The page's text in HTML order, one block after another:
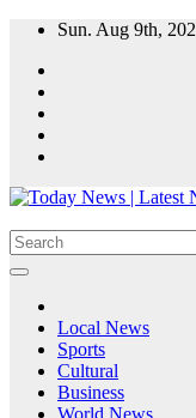
Skip
content
Sun. Aug 9th,
Local News
Sports
Cultural
Business
World News